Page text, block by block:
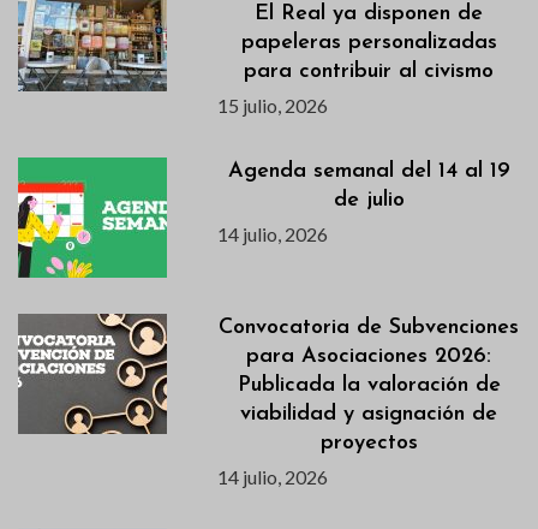
El Real ya disponen de
papeleras personalizadas
para contribuir al civismo
15 julio, 2026
Agenda semanal del 14 al 19
de julio
14 julio, 2026
Convocatoria de Subvenciones
para Asociaciones 2026:
Publicada la valoración de
viabilidad y asignación de
proyectos
14 julio, 2026